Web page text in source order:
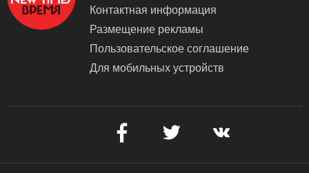
Контактная информация
Размещение рекламы
Пользовательское соглашение
Для мобильных устройств